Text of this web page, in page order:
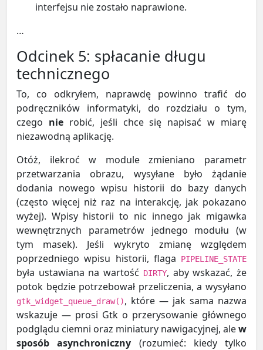
interfejsu nie zostało naprawione.
…
Odcinek 5: spłacanie długu
technicznego
To, co odkryłem, naprawdę powinno trafić do
podręczników informatyki, do rozdziału o tym,
czego nierobić, jeśli chce się napisać w miarę
niezawodną aplikację.
Otóż, ilekroć w module zmieniano parametr
przetwarzania obrazu, wysyłane było żądanie
dodania nowego wpisu historii do bazy danych
(często więcej niż raz na interakcję, jak pokazano
wyżej). Wpisy historii to nic innego jak migawka
wewnętrznych parametrów jednego modułu (w
tym masek). Jeśli wykryto zmianę względem
poprzedniego wpisu historii, flaga
PIPELINE_STATE
była ustawiana na wartość DIRTY, aby wskazać, że
potok będzie potrzebował przeliczenia, a wysyłano
gtk_widget_queue_draw(), które — jak sama nazwa
wskazuje — prosi Gtk o przerysowanie głównego
podglądu ciemni oraz miniatury nawigacyjnej, alew
sposób asynchroniczny (rozumieć: kiedy tylko